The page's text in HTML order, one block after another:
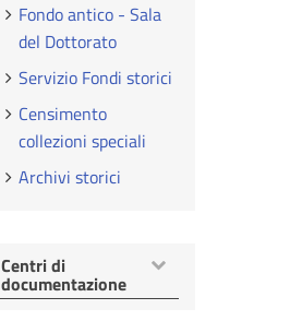
Fondo antico - Sala
del Dottorato
Servizio Fondi storici
Censimento
collezioni speciali
Archivi storici
Mostra
voci
Centri di
documentazione